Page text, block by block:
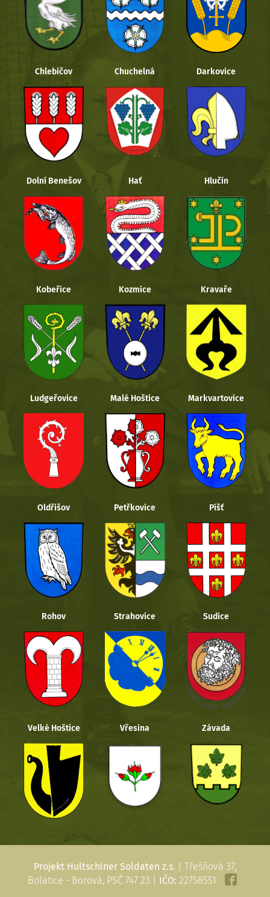
Chlebičov Chuchelná Darkovice
Dolní Benešov Hať Hlučín
Kobeřice Kozmice Kravaře
Ludgeřovice Malé Hoštice Markvartovice
Oldřišov Petřkovice Píšť
Rohov Strahovice Sudice
Velké Hoštice Vřesina Závada
Projekt Hultschiner Soldaten z.s. | Třešňová 37,
Bolatice - Borová, PSČ 747 23 | IČO: 22758551